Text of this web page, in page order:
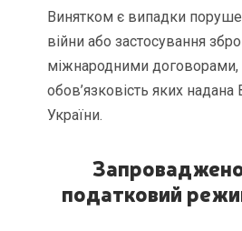
Винятком є випадки
війни або застосування
міжнародними договорами,
обов’язковість яких
України.
податковий